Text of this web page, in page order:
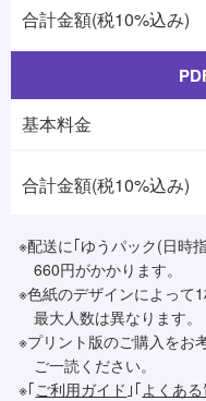
合計金額(税10%込み)
基本料金
合計金額(税10%込み)
※配送に｢ゆうパック(日時
660円がかかります。
※色紙のデザインによって
最大人数は異なります。
※プリント版のご購入をお
ご一読ください。
※｢ご利用ガイド ｣｢よくあ